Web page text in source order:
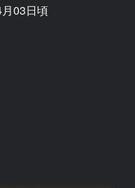
03日頃